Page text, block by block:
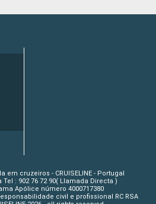
cruzeiros - CRUISELINE - Portugal
Tel : 902 76 72 90( Llamada Directa )
Apólice número 4000717380
civil e profissional RC RSA